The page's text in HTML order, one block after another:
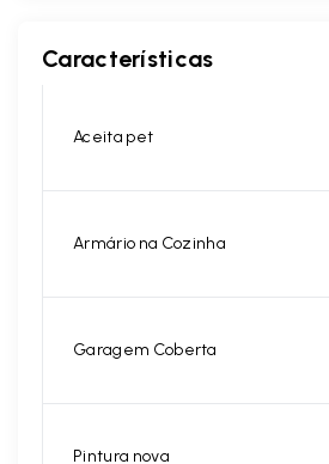
Características
Aceita pet
Armário na Cozinha
Garagem Coberta
Pintura nova